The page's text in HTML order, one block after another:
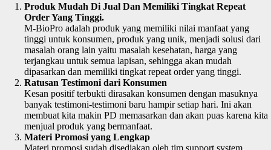
Produk Mudah Di Jual Dan Memiliki Tingkat Repeat
Order Yang Tinggi.
M-BioPro adalah produk yang memiliki nilai manfaat yang
tinggi untuk konsumen, produk yang unik, menjadi solusi dari
masalah orang lain yaitu masalah kesehatan, harga yang
terjangkau untuk semua lapisan, sehingga akan mudah
dipasarkan dan memiliki tingkat repeat order yang tinggi.
Ratusan Testimoni dari Konsumen
Kesan positif terbukti dirasakan konsumen dengan masuknya
banyak testimoni-testimoni baru hampir setiap hari. Ini akan
membuat kita makin PD memasarkan dan akan puas karena kita
menjual produk yang bermanfaat.
Materi Promosi yang Lengkap
Materi promosi sudah disediakan oleh tim support system,